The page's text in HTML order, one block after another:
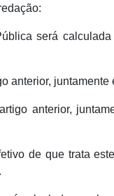
será
anterior,
anterior,
de que trata